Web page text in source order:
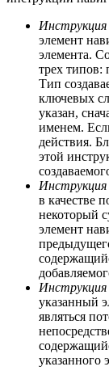
Инструкция
элемент
элемента.
трех типов:
Тип
ключевых
указан,
именем.
действия.
этой
в качестве
некоторый
элемент
Инструкция
указанный
являться
указанного